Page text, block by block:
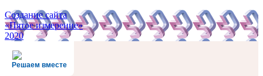
Создание сайта
«Пятое измерение»
2020
Решаем вместе